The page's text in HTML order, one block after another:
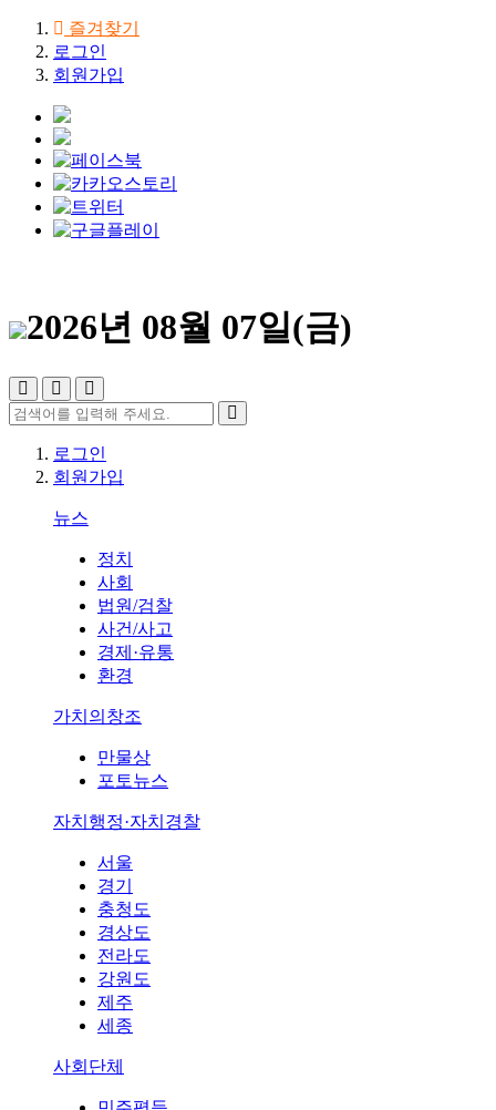
즐겨찾기
로그인
회원가입
2026년 08월 07일(금)
로그인
회원가입
뉴스
정치
사회
법원/검찰
사건/사고
경제·유통
환경
가치의창조
만물상
포토뉴스
자치행정·자치경찰
서울
경기
충청도
경상도
전라도
강원도
제주
세종
사회단체